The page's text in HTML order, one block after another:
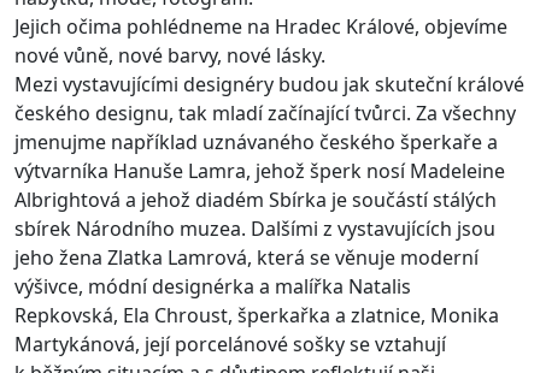
Jejich očima pohlédneme na Hradec Králové, objevíme
nové vůně, nové barvy, nové lásky.
Mezi vystavujícími designéry budou jak skuteční králové
českého designu, tak mladí začínající tvůrci. Za všechny
jmenujme například uznávaného českého šperkaře a
výtvarníka Hanuše Lamra, jehož šperk nosí Madeleine
Albrightová a jehož diadém Sbírka je součástí stálých
sbírek Národního muzea. Dalšími z vystavujících jsou
jeho žena Zlatka Lamrová, která se věnuje moderní
výšivce, módní designérka a malířka Natalis
Repkovská, Ela Chroust, šperkařka a zlatnice, Monika
Martykánová, její porcelánové sošky se vztahují